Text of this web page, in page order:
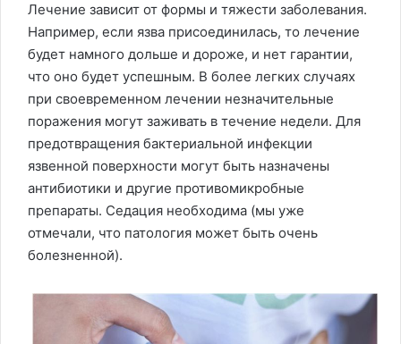
Лечение зависит от формы и тяжести заболевания.
Например, если язва присоединилась, то лечение
будет намного дольше и дороже, и нет гарантии,
что оно будет успешным. В более легких случаях
при своевременном лечении незначительные
поражения могут заживать в течение недели. Для
предотвращения бактериальной инфекции
язвенной поверхности могут быть назначены
антибиотики и другие противомикробные
препараты. Седация необходима (мы уже
отмечали, что патология может быть очень
болезненной).